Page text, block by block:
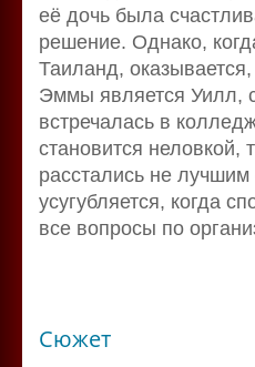
её дочь была
решение. Однако,
Таиланд,
Эммы является Уилл,
встречалась в
становится неловкой,
расстались не
усугубляется, когда
все вопросы по
Сюжет